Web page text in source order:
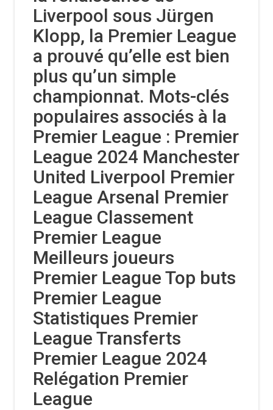
Liverpool sous Jürgen
Klopp, la Premier League
a prouvé qu’elle est bien
plus qu’un simple
championnat. Mots-clés
populaires associés à la
Premier League : Premier
League 2024 Manchester
United Liverpool Premier
League Arsenal Premier
League Classement
Premier League
Meilleurs joueurs
Premier League Top buts
Premier League
Statistiques Premier
League Transferts
Premier League 2024
Relégation Premier
League